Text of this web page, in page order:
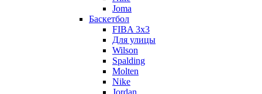
Joma
Баскетбол
FIBA 3x3
Для улицы
Wilson
Spalding
Molten
Nike
Jordan